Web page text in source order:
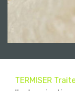
TERMISER